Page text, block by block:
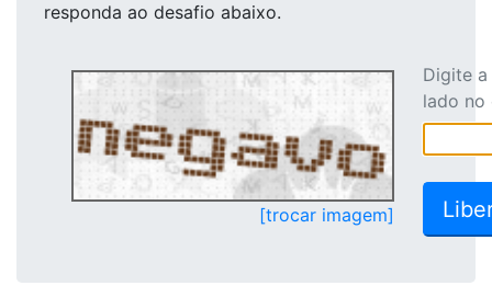
responda ao desafio abaixo.
[trocar imagem]
Digite
lado no